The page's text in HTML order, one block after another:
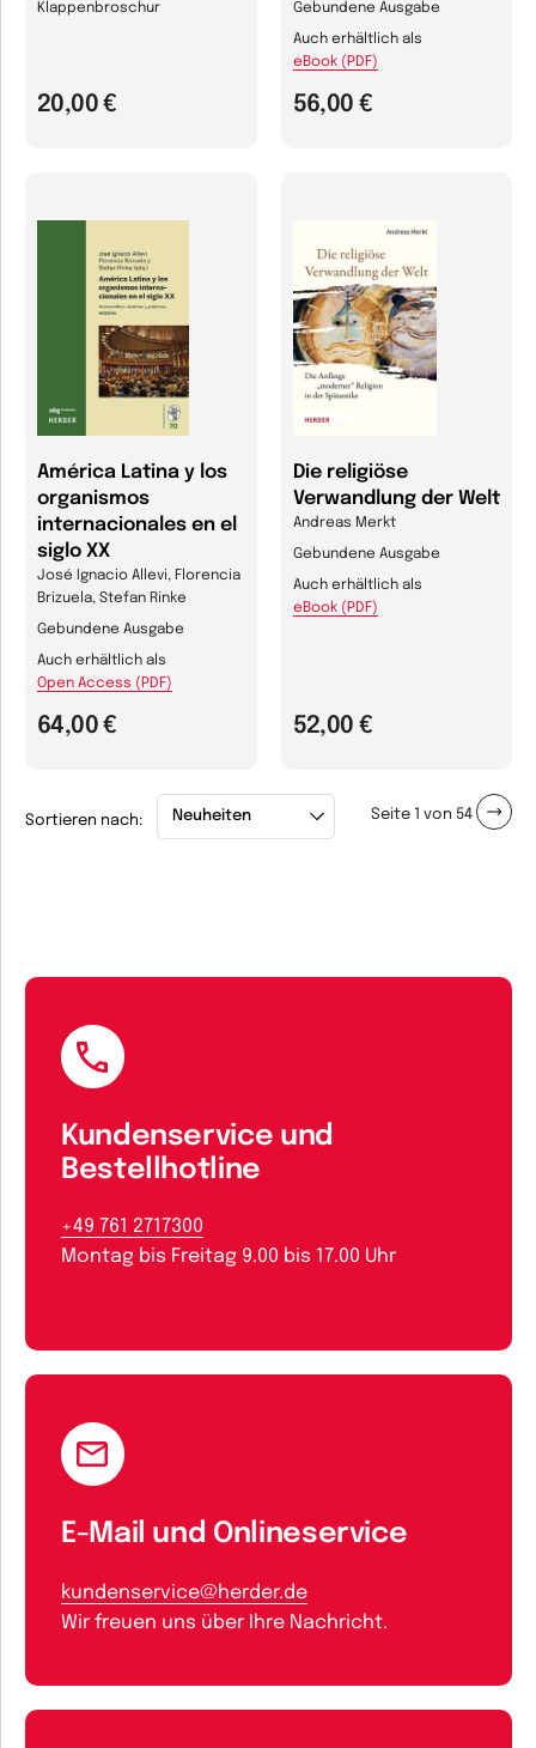
Klappenbroschur
20,00 €
Gebundene Ausgabe
56,00 €
Auch erhältlich als
eBook (PDF)
América Latina y los
organismos
internacionales en el
siglo XX
José Ignacio Allevi, Florencia
Brizuela, Stefan Rinke
Gebundene Ausgabe
64,00 €
Auch erhältlich als
Open Access (PDF)
Die religiöse
Verwandlung der Welt
Andreas Merkt
Gebundene Ausgabe
52,00 €
Auch erhältlich als
eBook (PDF)
Sortieren nach: Seite 1 von 54
Kundenservice und
Bestellhotline
+49 761 2717300
Montag bis Freitag 9.00 bis 17.00 Uhr
E-Mail und Onlineservice
kundenservice@herder.de
Wir freuen uns über Ihre Nachricht.